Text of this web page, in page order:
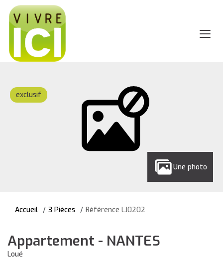
exclusif
Une photo
Accueil 3 Pièces Référence LJ0202
Appartement - NANTES
Loué